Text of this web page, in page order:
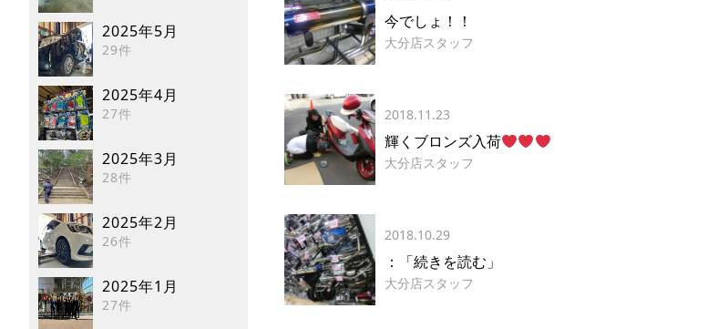
2025年5月
29件
2025年4月
27件
2025年3月
28件
2025年2月
26件
2025年1月
27件
今でしょ！！
大分店スタッフ
2018.11.23
輝くブロンズ入荷
大分店スタッフ
2018.10.29
：「続きを読む」
大分店スタッフ